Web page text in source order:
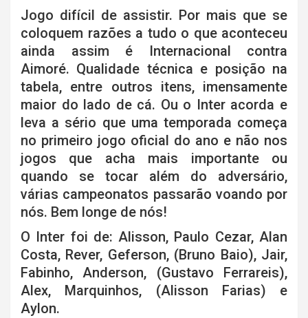
Jogo difícil de assistir. Por mais que se
coloquem razões a tudo o que aconteceu
ainda assim é Internacional contra
Aimoré. Qualidade técnica e posição na
tabela, entre outros itens, imensamente
maior do lado de cá. Ou o Inter acorda e
leva a sério que uma temporada começa
no primeiro jogo oficial do ano e não nos
jogos que acha mais importante ou
quando se tocar além do adversário,
várias campeonatos passarão voando por
nós. Bem longe de nós!
O Inter foi de: Alisson, Paulo Cezar, Alan
Costa, Rever, Geferson, (Bruno Baio), Jair,
Fabinho, Anderson, (Gustavo Ferrareis),
Alex, Marquinhos, (Alisson Farias) e
Aylon.